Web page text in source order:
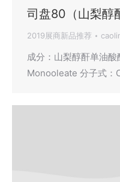
司盘80（山梨醇
2019展商新品推荐
成分：山梨醇酐单油
Monooleate 分子式